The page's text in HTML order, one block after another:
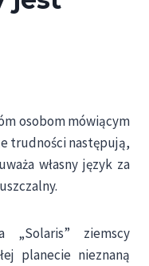
osobom mówiącym
trudności następują,
własny język za
„Solaris” ziemscy
planecie nieznaną